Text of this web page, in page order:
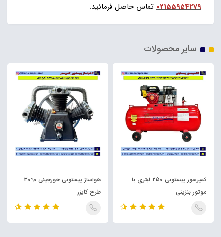
02155954279 تماس حاصل فرمائید.
سایر محصولات
کمپرسور پیستونی 250 لیتری با
موتور بنزینی
هواساز پیستونی خورجینی 3090
طرح کایزر